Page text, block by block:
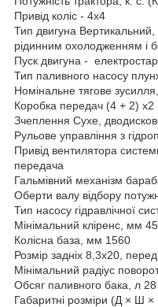
Привід коліс - 4х4
Тип двигуна
рідинним охолодженням і
Пуск двигуна -
Тип паливного насосу
Номінальне тягове
Коробка передач (4 + 2) х2
Зчеплення Сухе,
Рульове управління з
Привід вентилятора
передача
Гальмівний механізм
Оберти валу відбору
Тип насосу гідравлічної
Мінімальний кліренс, мм
Колісна база, мм 1560
Розмір задніх 8,3х20,
Мінімальний радіус
Обсяг паливного бака, л 28
Габаритні розміри (Д × Ш